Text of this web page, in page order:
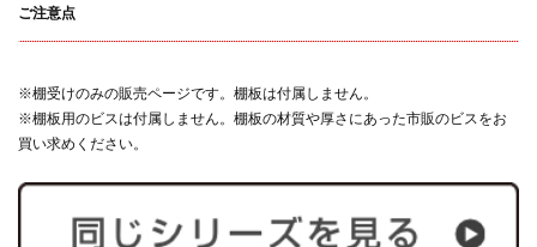
ご注意点
※棚受けのみの販売ページです。棚板は付属しません。
※棚板用のビスは付属しません。棚板の材質や厚さにあった市販のビスをお
買い求めください。